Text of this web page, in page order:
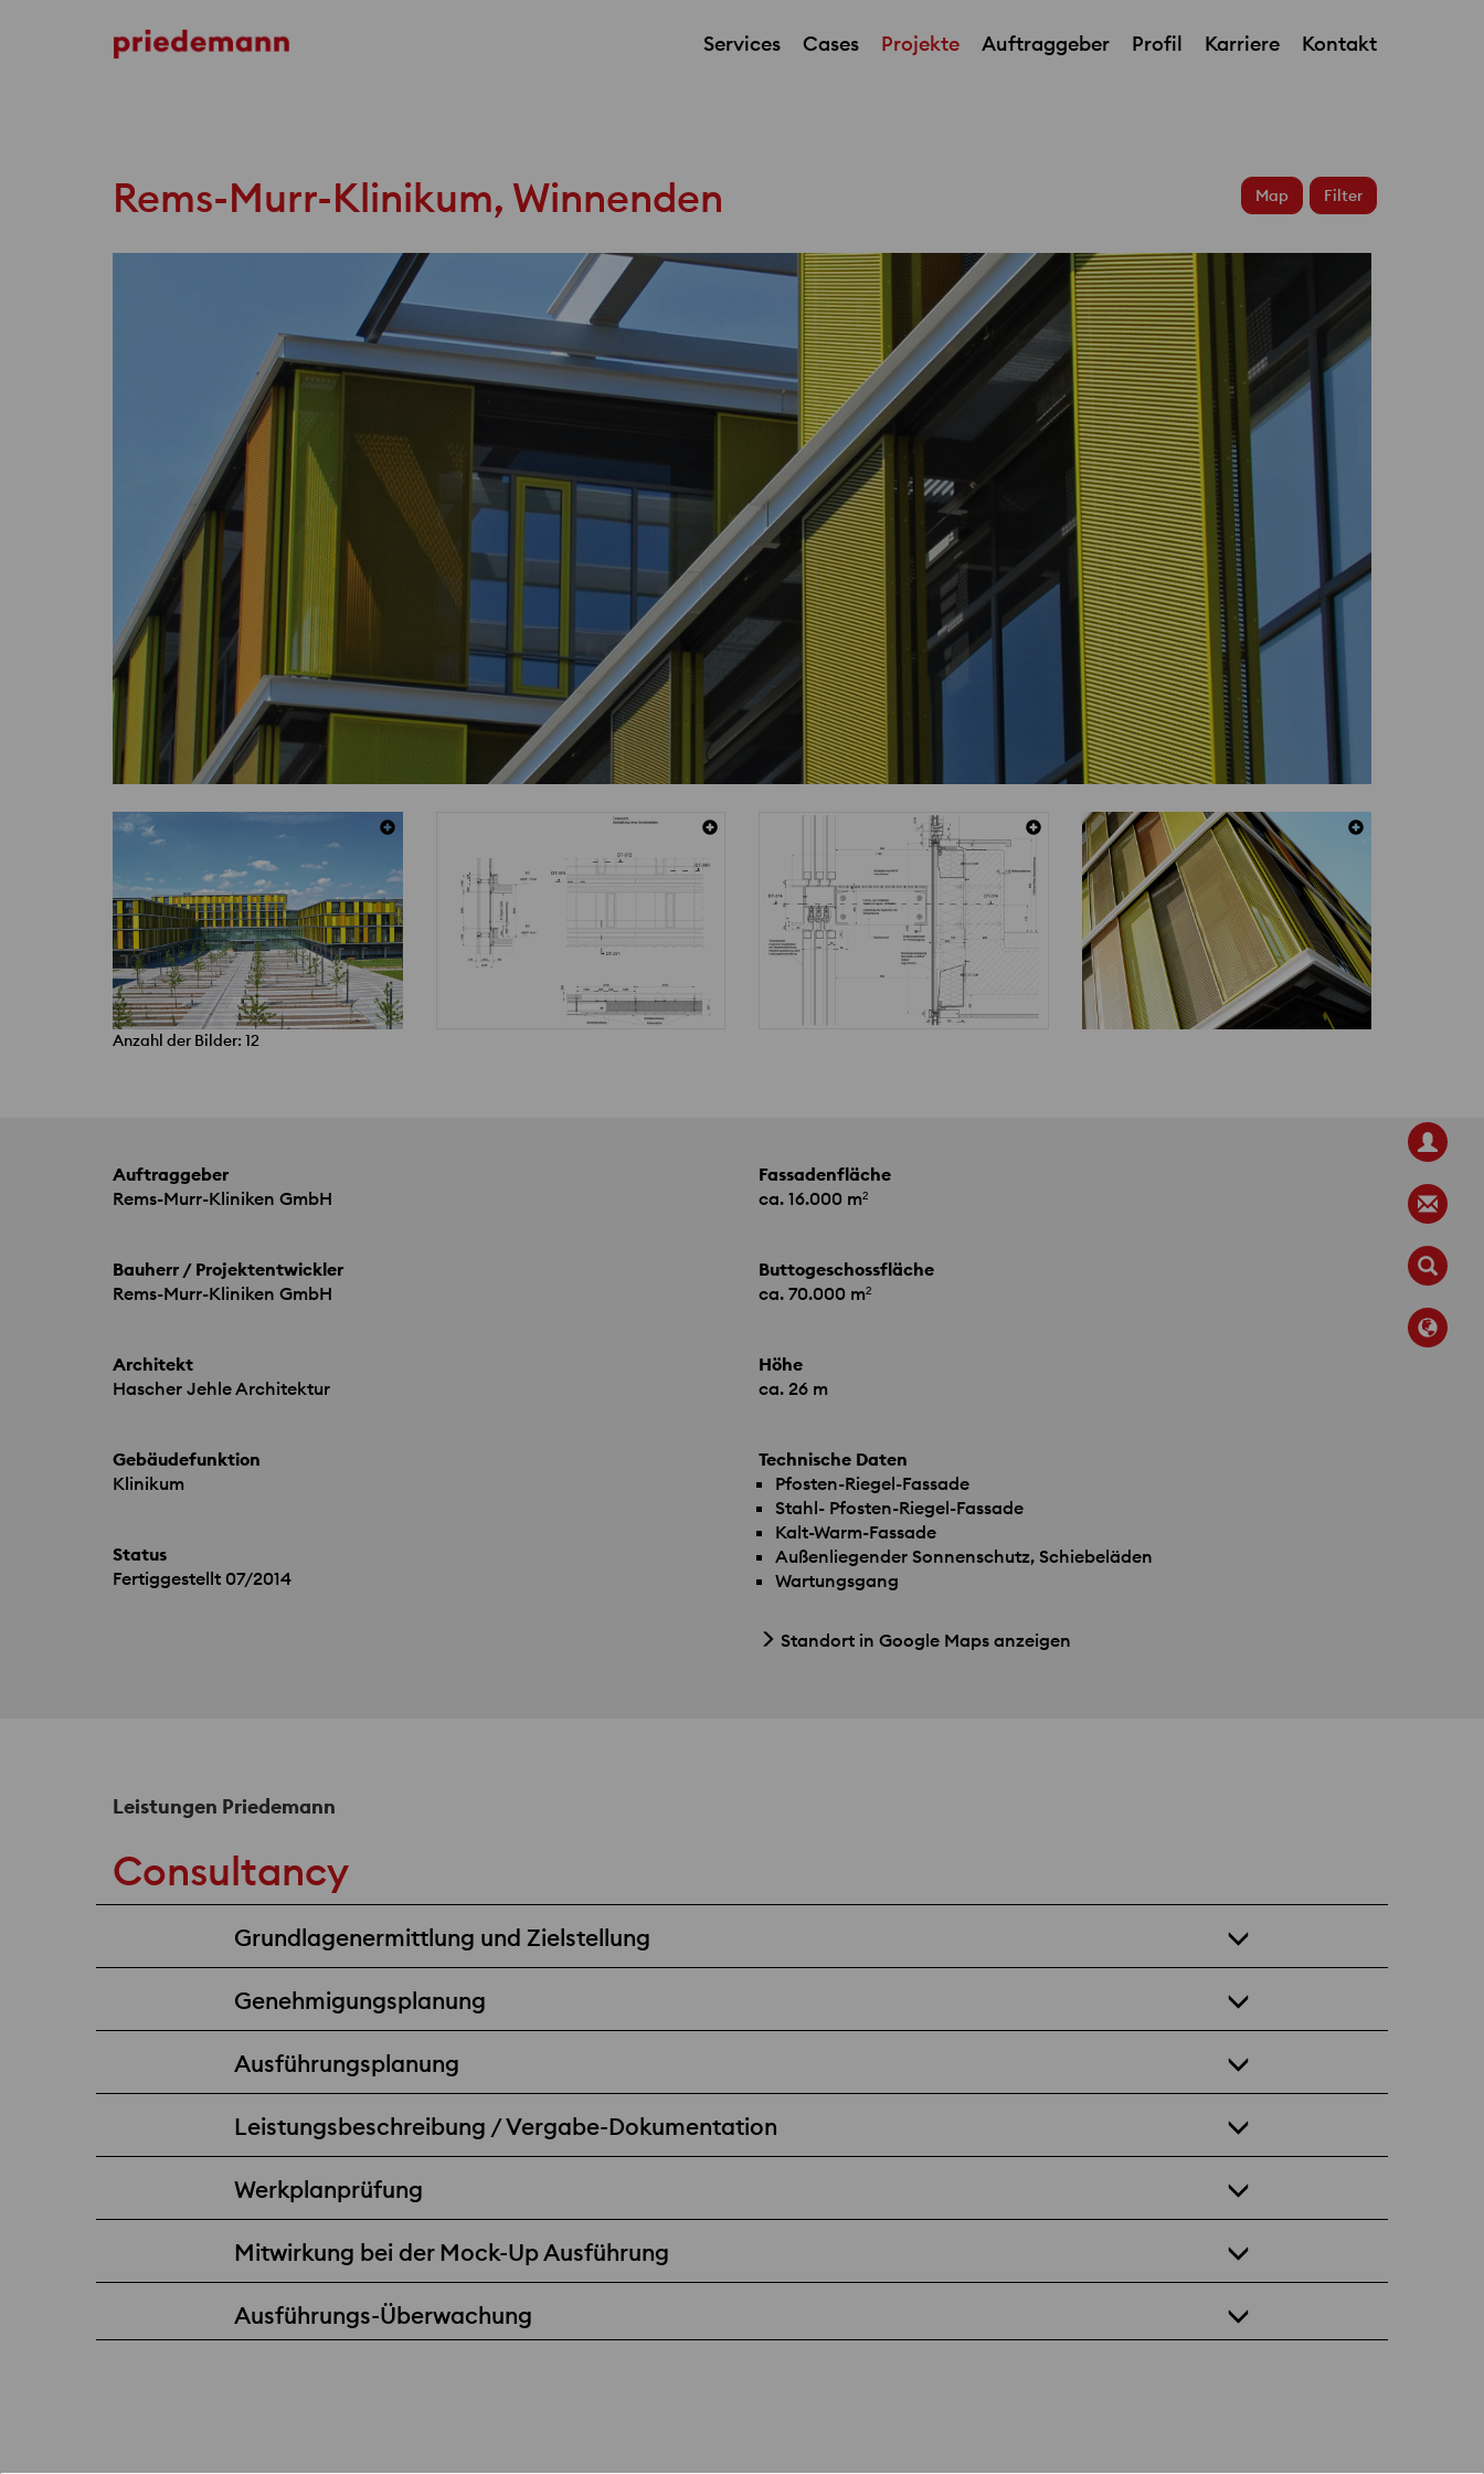
Services Cases Projekte Auftraggeber Profil Karriere Kontakt
Radisson BLU Residenzschloss Dresden
Rems-Murr-Klinikum, Winnenden Map Filter
Anzahl der Bilder: 12
Auftraggeber
Rems-Murr-Kliniken GmbH
Bauherr / Projektentwickler
Rems-Murr-Kliniken GmbH
Architekt
Hascher Jehle Architektur
Gebäudefunktion
Klinikum
Status
Fertiggestellt 07/2014
Fassadenfläche
ca. 16.000 m²
Buttogeschossfläche
ca. 70.000 m²
Höhe
ca. 26 m
Technische Daten
Pfosten-Riegel-Fassade
Stahl- Pfosten-Riegel-Fassade
Kalt-Warm-Fassade
Außenliegender Sonnenschutz, Schiebeläden
Wartungsgang
Standort in Google Maps anzeigen
Leistungen Priedemann
Consultancy
Grundlagenermittlung und Zielstellung
Genehmigungsplanung
Ausführungsplanung
Leistungsbeschreibung / Vergabe-Dokumentation
Werkplanprüfung
Mitwirkung bei der Mock-Up Ausführung
Ausführungs-Überwachung